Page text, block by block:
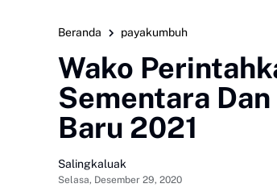
Beranda payakumbuh
Wako
Sementara
Baru 2021
Salingkaluak
Selasa, Desember 29, 2020